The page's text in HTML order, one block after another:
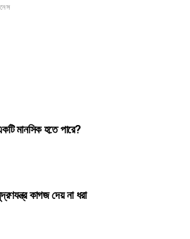
মানসিক হতে পারে?
কাগজ দেয় না ধরা